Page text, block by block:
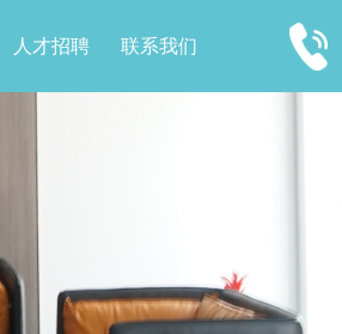
人才招聘 联系我们